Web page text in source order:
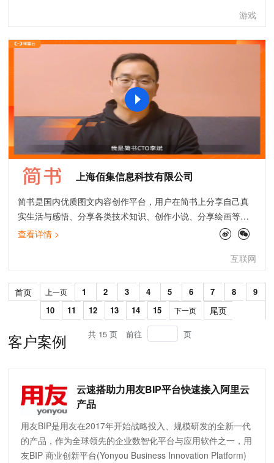
使用了数据库，如redis以及SLS等，在业务上云的过程中，通
云》的最佳实践，帮助我们快速了解到如何进行数据的安全迁
移，如何利用云的能力实现弹性扩展，最佳实践都有非常完整
的操作步骤，在整个数据迁移，业务上云的过程中，最佳实践
有效促进项目落地，起到了重要的作用。
游戏
上海佰集信息科技有限公司
简书是国内优质图文内容创作平台，用户在简书上分享自己真
实生活与感悟、分享各类技术知识、创作小说、分享绘画等艺
术形式，是无数内容创作者的精神家园。每天有数百万用户在
查看详情 >
互联网
首页 上一页 1 2 3 4 5 6 7 8
9
10
11 12 13 14 15 下一页 尾页
共 15 页 前往 页
客户案例
云速搭助力用友BIP平台快速接入阿里云
产品
用友BIP是用友在2017年开始战略投入、规模研发的全新一代
的产品，作为全球领先的企业数智化平台与应用软件之一，用
友BIP 商业创新平台(Yonyou Business Innovation Platform)